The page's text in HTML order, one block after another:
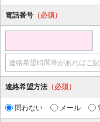
電話番号 （必須）
連絡希望時間帯があればご
連絡希望方法 （必須）
問わない メール